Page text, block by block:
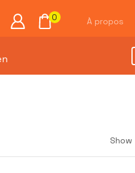
0 À propos
Show